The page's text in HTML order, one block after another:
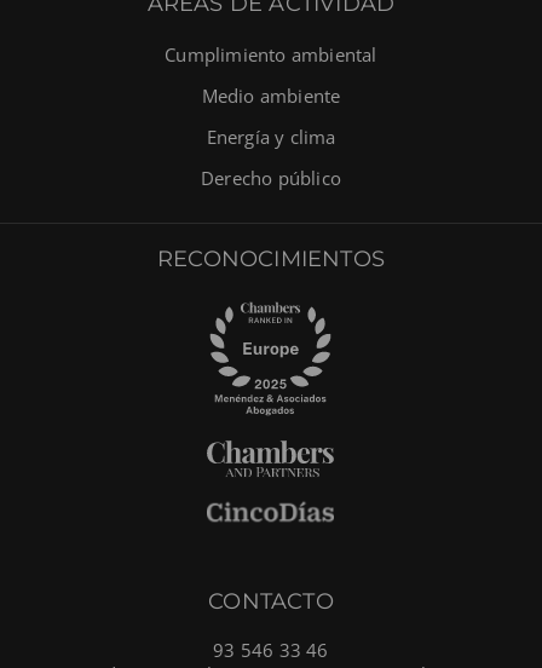
Cumplimiento ambiental
Medio ambiente
Energía y clima
Derecho público
RECONOCIMIENTOS
CONTACTO
93 546 33 46